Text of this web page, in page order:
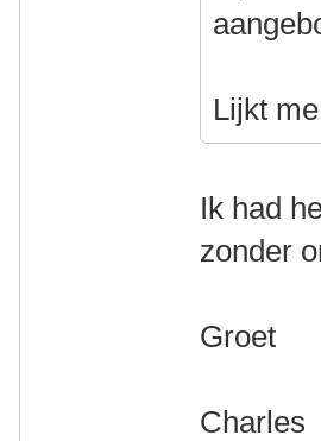
Lijkt
Ik had
zonder
Groet
Charles